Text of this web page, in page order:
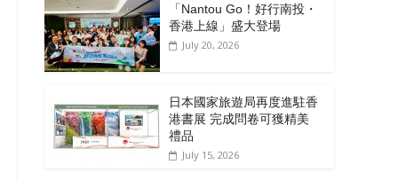
「Nantou Go！好行南投・
香港上線」盛大登場
July 20, 2026
日本國家旅遊局再度進駐香
港書展 完成問卷可獲精美
禮品
July 15, 2026